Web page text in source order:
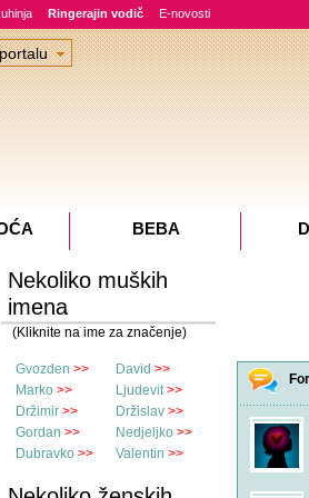
Ringerajin vodič E-novosti
Nekoliko muških
imena
(Kliknite na ime za značenje)
Gvozden >> David >>
Marko >> Ljudevit >>
Držimir >> Držislav >>
Gordan >> Nedjeljko >>
Dubravko >> Valentin >>
BEBA